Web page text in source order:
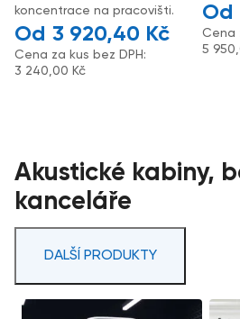
koncentrace na pracovišti.
3 920,40 Kč
Cena za kus bez DPH:
3 240,00 Kč
Cena
5
Akustické kabiny,
kanceláře
DALŠÍ PRODUKTY